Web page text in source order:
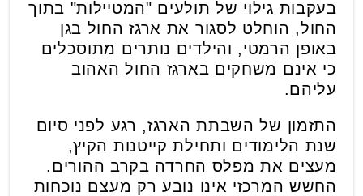
בעקבות גילוי של תולעים "המטיילות" בתוך
החול, הוחלט לסגור את ארגז החול בגן
באופן הרמטי, והילדים נותרים מתוסכלים
כי אינם משחקים בארגז החול האהוב
עליהם.
התזמון של השבתת הארגז, רגע לפני סיום
שנת הלימודים ותחילת קייטנות הקיץ,
מעצים את מפלס החרדה בקרב ההורים.
החשש המרכזי אינו נובע רק מעצם נוכחות